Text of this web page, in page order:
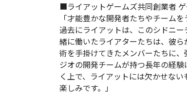
■ライアットゲームズ共同創業者
「才能豊かな開発者たちやチーム
過去にライアットは、このシドニ
緒に働いたライアターたちは、彼
術を手掛けてきたメンバーたちに
ジオの開発チームが持つ長年の経
く上で、ライアットには欠かせな
楽しみです。」